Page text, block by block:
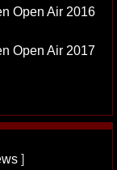
Open Air 2016
Open Air 2017
]